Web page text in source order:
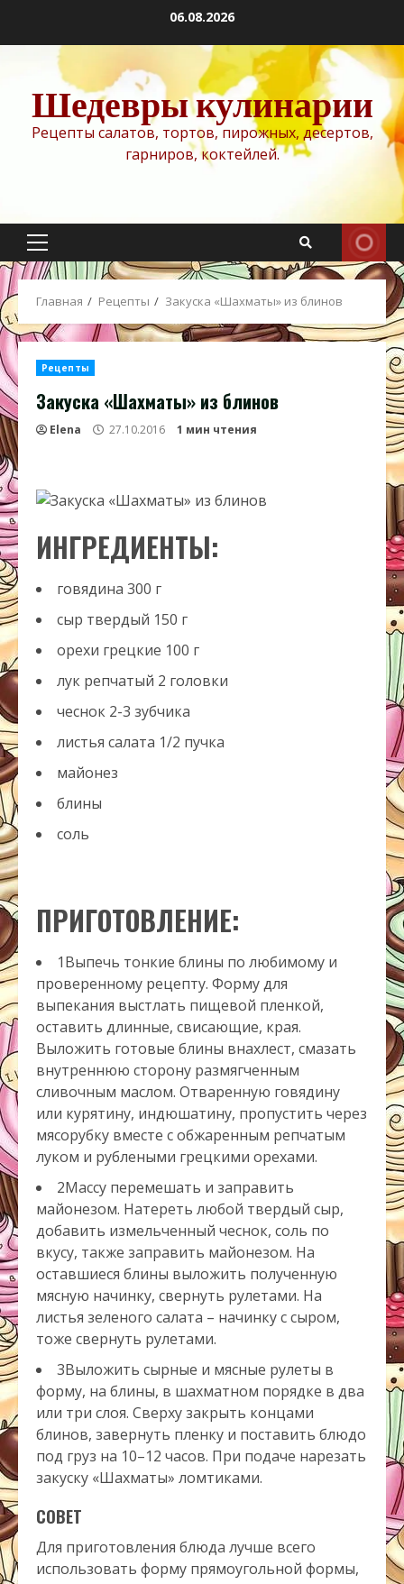
содержимому
06.08.2026
Шедевры кулинарии
Рецепты салатов, тортов, пирожных, десертов,
гарниров, коктейлей.
Основное
меню
Главная Рецепты Закуска «Шахматы» из блинов
Рецепты
Закуска «Шахматы» из блинов
Elena 27.10.2016 1 мин чтения
ИНГРЕДИЕНТЫ:
говядина 300 г
сыр твердый 150 г
орехи грецкие 100 г
лук репчатый 2 головки
чеснок 2-3 зубчика
листья салата 1/2 пучка
майонез
блины
соль
ПРИГОТОВЛЕНИЕ:
1Выпечь тонкие блины по любимому и
проверенному рецепту. Форму для
выпекания выстлать пищевой пленкой,
оставить длинные, свисающие, края.
Выложить готовые блины внахлест, смазать
внутреннюю сторону размягченным
сливочным маслом. Отваренную говядину
или курятину, индюшатину, пропустить через
мясорубку вместе с обжаренным репчатым
луком и рублеными грецкими орехами.
2Массу перемешать и заправить
майонезом. Натереть любой твердый сыр,
добавить измельченный чеснок, соль по
вкусу, также заправить майонезом. На
оставшиеся блины выложить полученную
мясную начинку, свернуть рулетами. На
листья зеленого салата – начинку с сыром,
тоже свернуть рулетами.
3Выложить сырные и мясные рулеты в
форму, на блины, в шахматном порядке в два
или три слоя. Сверху закрыть концами
блинов, завернуть пленку и поставить блюдо
под груз на 10–12 часов. При подаче нарезать
закуску «Шахматы» ломтиками.
СОВЕТ
Для приготовления блюда лучше всего
использовать форму прямоугольной формы,